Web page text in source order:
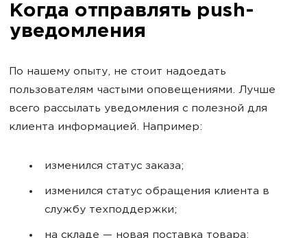
Когда отправлять push-
уведомления
По нашему опыту, не стоит надоедать
пользователям частыми оповещениями. Лучше
всего рассылать уведомления с полезной для
клиента информацией. Например:
изменился статус заказа;
изменился статус обращения клиента в
службу техподдержки;
на складе — новая поставка товара;